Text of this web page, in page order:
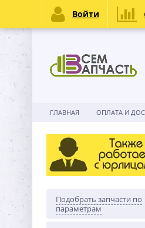
ГЛАВНАЯ ОПЛАТА И
Подобрать запчасти по
параметрам
Войти